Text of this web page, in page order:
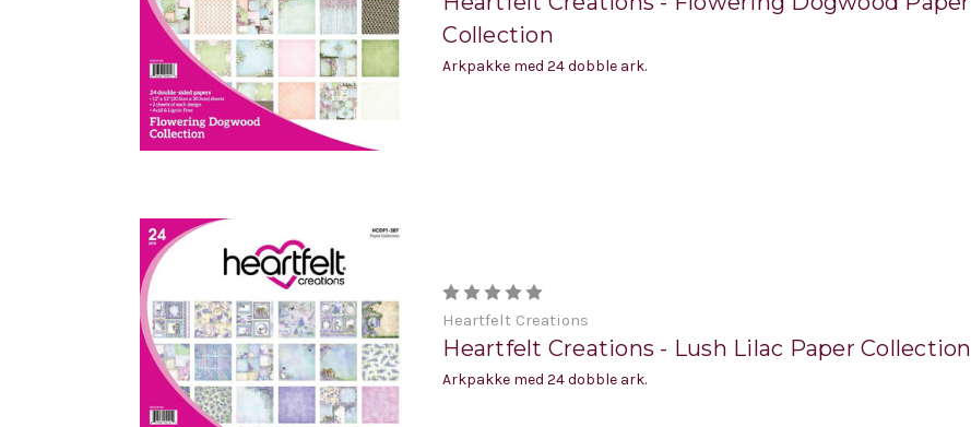
Collection
Arkpakke med 24 dobble ark.
Heartfelt Creations
Heartfelt Creations - Lush Lilac Paper Collection
Arkpakke med 24 dobble ark.